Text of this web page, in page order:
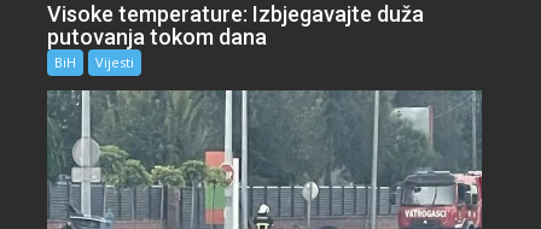
Visoke temperature: Izbjegavajte duža
putovanja tokom dana
BiH Vijesti